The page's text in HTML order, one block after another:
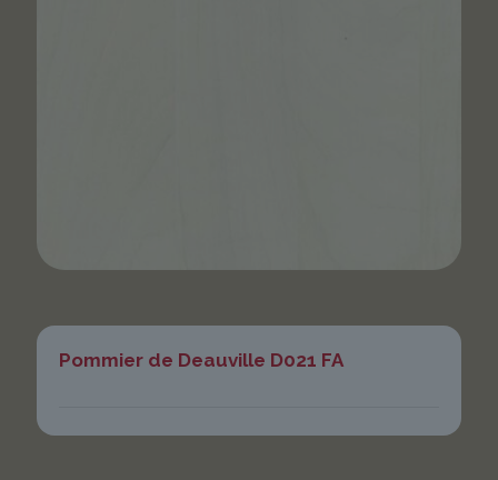
Pommier de Deauville D021 FA